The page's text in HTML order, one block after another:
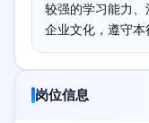
较强的学习能力
企业文化，遵守本
岗位信息